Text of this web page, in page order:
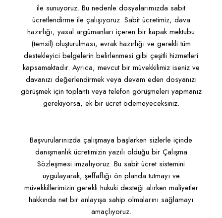
ile sunuyoruz. Bu nedenle dosyalarımızda sabit
ücretlendirme ile çalışıyoruz. Sabit ücretimiz, dava
hazırlığı, yasal argümanları içeren bir kapak mektubu
(temsil) oluşturulması, evrak hazırlığı ve gerekli tüm
destekleyici belgelerin belirlenmesi gibi çeşitli hizmetleri
kapsamaktadır. Ayrıca, mevcut bir müvekkilimiz iseniz ve
davanızı değerlendirmek veya devam eden dosyanızı
görüşmek için toplantı veya telefon görüşmeleri yapmanız
gerekiyorsa, ek bir ücret ödemeyeceksiniz.
Başvurularınızda çalışmaya başlarken sizlerle içinde
danışmanlık ücretimizin yazılı olduğu bir Çalışma
Sözleşmesi imzalıyoruz. Bu sabit ücret sistemini
uygulayarak, şeffaflığı ön planda tutmayı ve
müvekkillerimizin gerekli hukuki desteği alırken maliyetler
hakkında net bir anlayışa sahip olmalarını sağlamayı
amaçlıyoruz.